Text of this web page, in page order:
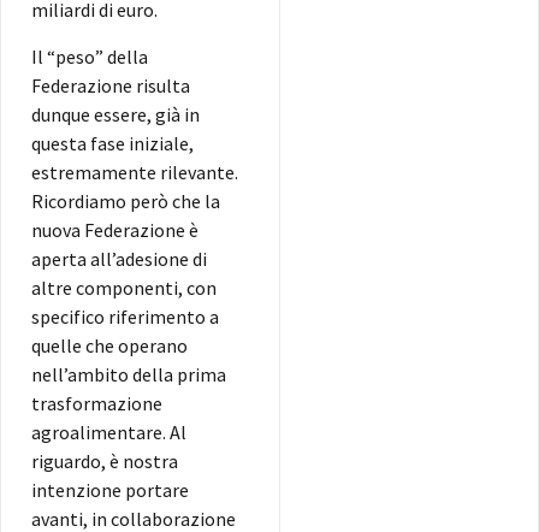
miliardi di euro.
Il “peso” della
Federazione risulta
dunque essere, già in
questa fase iniziale,
estremamente rilevante.
Ricordiamo però che la
nuova Federazione è
aperta all’adesione di
altre componenti, con
specifico riferimento a
quelle che operano
nell’ambito della prima
trasformazione
agroalimentare. Al
riguardo, è nostra
intenzione portare
avanti, in collaborazione